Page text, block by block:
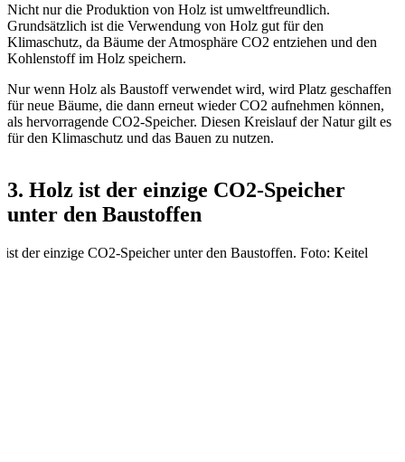
Nicht nur die Produktion von Holz ist umweltfreundlich.
Grundsätzlich ist die Verwendung von Holz gut für den
Klimaschutz, da Bäume der Atmosphäre CO2 entziehen und den
Kohlenstoff im Holz speichern.
Nur wenn Holz als Baustoff verwendet wird, wird Platz geschaffen
für neue Bäume, die dann erneut wieder CO2 aufnehmen können,
als hervorragende CO2-Speicher. Diesen Kreislauf der Natur gilt es
für den Klimaschutz und das Bauen zu nutzen.
3. Holz ist der einzige CO2-Speicher
unter den Baustoffen